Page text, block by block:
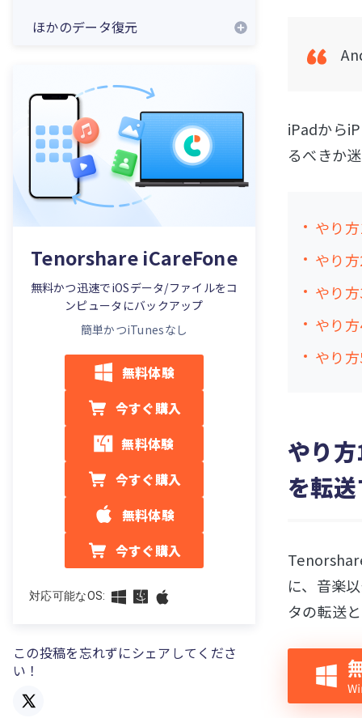
ほかのデータ復元
Tenorshare iCareFone
無料かつ迅速でiOSデータ/ファイルをコ
ンピュータにバックアップ
簡単かつiTunesなし
無料体験
今すぐ購入
無料体験
今すぐ購入
無料体験
今すぐ購入
対応可能なOS:
この投稿を忘れずにシェアしてくださ
い！
iPadから
るべきか
やり
やり
やり
やり
やり
やり
を転
に、音楽
タの転送